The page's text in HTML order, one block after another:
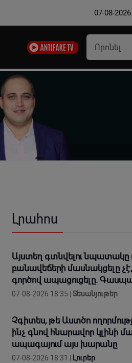
07-08-
Լրահոս
Այստեղ գտնվելու
բանավեճերի մասնակցելը
գործով ապացուցելը.
07-08-2026 18:35 | Տեսանյութեր
Չգիտես, թե Աստծո
ինչ գնով հնարավոր կլինի
ապագայում այս խարանը
07-08-2026 18:31 | Լուրեր